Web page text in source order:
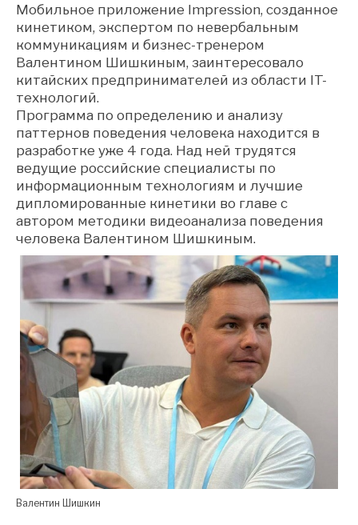
Мобильное приложение Impression, созданное
кинетиком, экспертом по невербальным
коммуникациям и бизнес-тренером
Валентином Шишкиным, заинтересовало
китайских предпринимателей из области IT-
технологий.
Программа по определению и анализу
паттернов поведения человека находится в
разработке уже 4 года. Над ней трудятся
ведущие российские специалисты по
информационным технологиям и лучшие
дипломированные кинетики во главе с
автором методики видеоанализа поведения
человека Валентином Шишкиным.
Валентин Шишкин